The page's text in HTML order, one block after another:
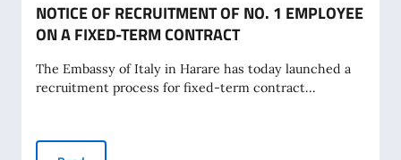
NOTICE OF RECRUITMENT OF NO. 1 EMPLOYEE
ON A FIXED-TERM CONTRACT
The Embassy of Italy in Harare has today launched a
recruitment process for fixed-term contract...